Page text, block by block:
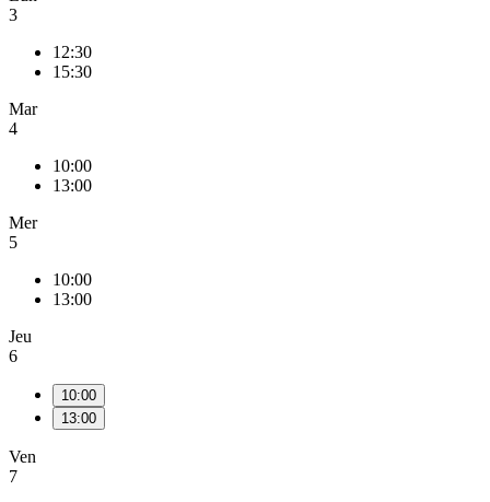
3
12:30
15:30
Mar
4
10:00
13:00
Mer
5
10:00
13:00
Jeu
6
10:00
13:00
Ven
7